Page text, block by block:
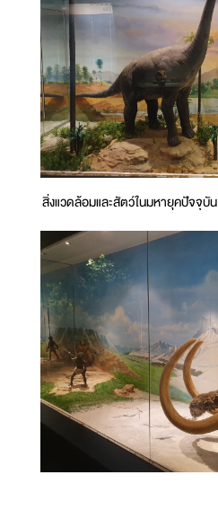
สิ่งแวดล้อมและสัตว์ในมหายุคปัจจุบัน